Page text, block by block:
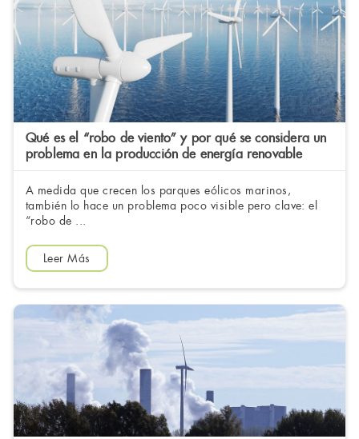
Qué es el “robo de viento” y por qué se considera un
problema en la producción de energía renovable
A medida que crecen los parques eólicos marinos,
también lo hace un problema poco visible pero clave: el
“robo de ...
Leer Más